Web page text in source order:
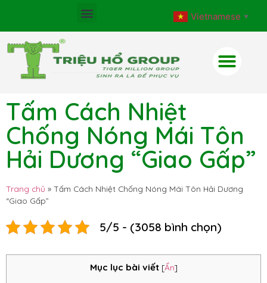
Vietnamese ▼
Tấm Cách Nhiệt
Chống Nóng Mái Tôn
Hải Dương “Giao Gấp”
Trang chủ » Tấm Cách Nhiệt Chống Nóng Mái Tôn Hải Dương
“Giao Gấp”
5/5 - (3058 bình chọn)
Mục lục bài viết [Ẩn]